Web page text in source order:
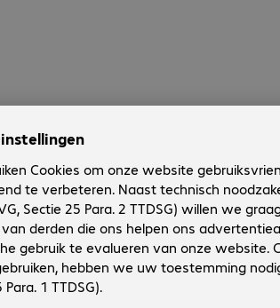
Productconfiguratie
€ 1.199
€ 1.199,00